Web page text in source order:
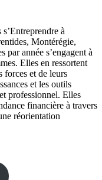
à
Montérégie,
par année s’engagent à
Elles en ressortent
forces et de leurs
et les outils
professionnel. Elles
financière à travers
réorientation